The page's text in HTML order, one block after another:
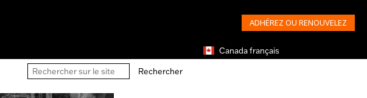
ADHÉREZ OU RENOUVELEZ
Canada français